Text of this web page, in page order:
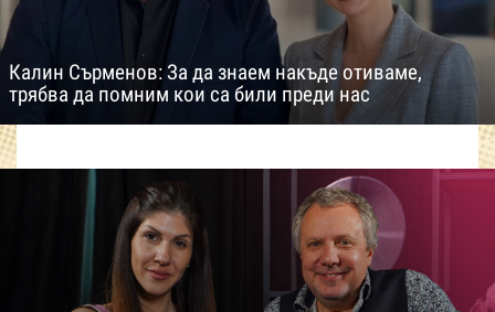
Калин Сърменов: За да знаем накъде отиваме,
трябва да помним кои са били преди нас